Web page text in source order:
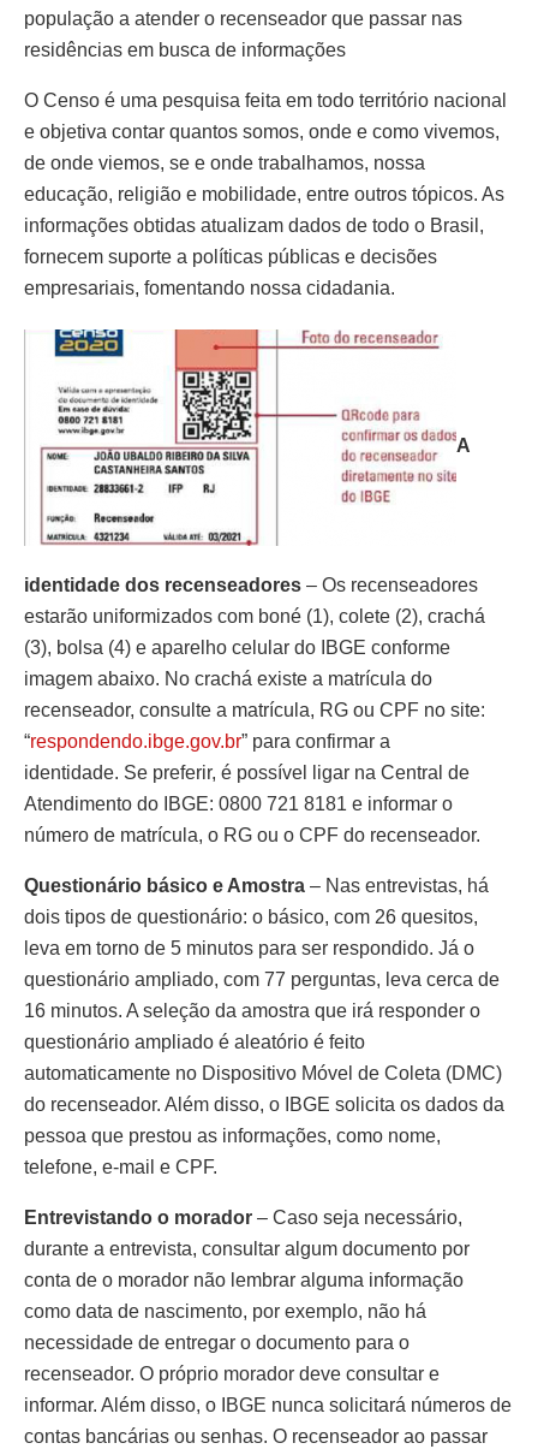
população a atender o recenseador que passar nas
residências em busca de informações
O Censo é uma pesquisa feita em todo território nacional
e objetiva contar quantos somos, onde e como vivemos,
de onde viemos, se e onde trabalhamos, nossa
educação, religião e mobilidade, entre outros tópicos. As
informações obtidas atualizam dados de todo o Brasil,
fornecem suporte a políticas públicas e decisões
empresariais, fomentando nossa cidadania.
A
identidade dos recenseadores – Os recenseadores
estarão uniformizados com boné (1), colete (2), crachá
(3), bolsa (4) e aparelho celular do IBGE conforme
imagem abaixo. No crachá existe a matrícula do
recenseador, consulte a matrícula, RG ou CPF no site:
“respondendo.ibge.gov.br” para confirmar a
identidade. Se preferir, é possível ligar na Central de
Atendimento do IBGE: 0800 721 8181 e informar o
número de matrícula, o RG ou o CPF do recenseador.
Questionário básico e Amostra – Nas entrevistas, há
dois tipos de questionário: o básico, com 26 quesitos,
leva em torno de 5 minutos para ser respondido. Já o
questionário ampliado, com 77 perguntas, leva cerca de
16 minutos. A seleção da amostra que irá responder o
questionário ampliado é aleatório é feito
automaticamente no Dispositivo Móvel de Coleta (DMC)
do recenseador. Além disso, o IBGE solicita os dados da
pessoa que prestou as informações, como nome,
telefone, e-mail e CPF.
Entrevistando o morador – Caso seja necessário,
durante a entrevista, consultar algum documento por
conta de o morador não lembrar alguma informação
como data de nascimento, por exemplo, não há
necessidade de entregar o documento para o
recenseador. O próprio morador deve consultar e
informar. Além disso, o IBGE nunca solicitará números de
contas bancárias ou senhas. O recenseador ao passar